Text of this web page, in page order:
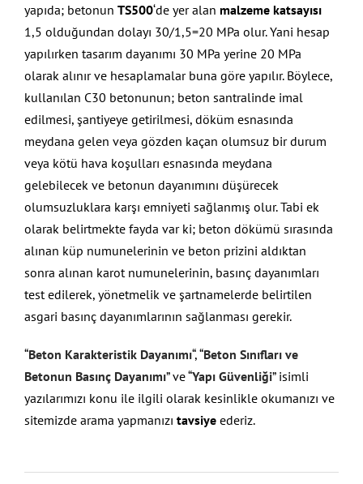
yapıda; betonun TS500‘de yer alan malzeme katsayısı
1,5 olduğundan dolayı 30/1,5=20 MPa olur. Yani hesap
yapılırken tasarım dayanımı 30 MPa yerine 20 MPa
olarak alınır ve hesaplamalar buna göre yapılır. Böylece,
kullanılan C30 betonunun; beton santralinde imal
edilmesi, şantiyeye getirilmesi, döküm esnasında
meydana gelen veya gözden kaçan olumsuz bir durum
veya kötü hava koşulları esnasında meydana
gelebilecek ve betonun dayanımını düşürecek
olumsuzluklara karşı emniyeti sağlanmış olur. Tabi ek
olarak belirtmekte fayda var ki; beton dökümü sırasında
alınan küp numunelerinin ve beton prizini aldıktan
sonra alınan karot numunelerinin, basınç dayanımları
test edilerek, yönetmelik ve şartnamelerde belirtilen
asgari basınç dayanımlarının sağlanması gerekir.
“Beton Karakteristik Dayanımı“, “Beton Sınıfları ve
Betonun Basınç Dayanımı” ve “Yapı Güvenliği” isimli
yazılarımızı konu ile ilgili olarak kesinlikle okumanızı ve
sitemizde arama yapmanızı tavsiye ederiz.